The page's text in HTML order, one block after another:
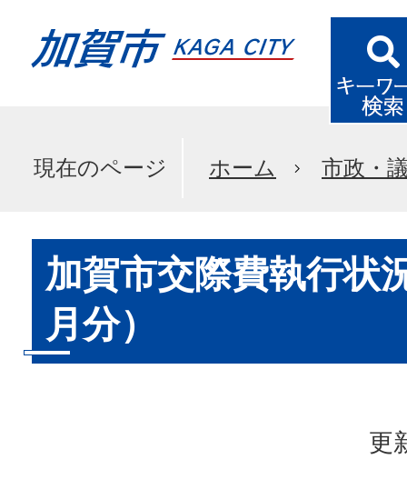
現在のページ ホーム 市政・
加賀市交際費執行状
月分）
更